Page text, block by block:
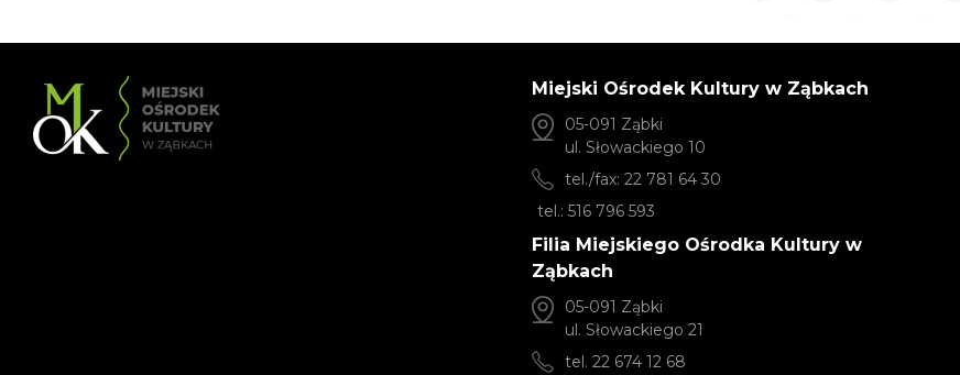
Miejski Ośrodek Kultury w Ząbkach
05-091 Ząbki
ul. Słowackiego 10
tel./fax: 22 781 64 30
tel.: 516 796 593
Filia Miejskiego Ośrodka Kultury w
Ząbkach
05-091 Ząbki
ul. Słowackiego 21
tel. 22 674 12 68